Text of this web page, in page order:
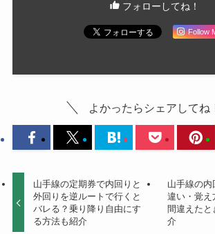
フォローしてね！
Follow
よかったらシェアしてね
山手線の定期券で内回りと
外回りを逆ルートで行くと
バレる？乗り降り自由にす
る方法も紹介
山手線の
違い・覚え
間違えたと
介